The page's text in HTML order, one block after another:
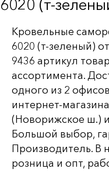
6020 (т-
Кровельные
6020 (т-зеленый)
9436 артикул
ассортимента.
одного из 2
интернет-
(Новорижское ш.)
Большой выбор,
Производитель. В
розница и опт,